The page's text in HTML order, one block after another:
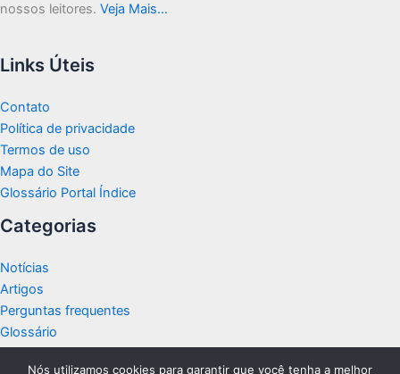
nossos leitores. Veja Mais…
Links Úteis
Contato
Política de privacidade
Termos de uso
Mapa do Site
Glossário Portal Índice
Categorias
Notícias
Artigos
Perguntas frequentes
Glossário
Nós utilizamos cookies para garantir que você tenha a melhor